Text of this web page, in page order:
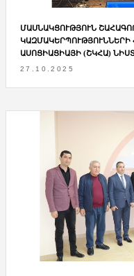
ՄԱՍՆԱԿՑՈՒԹՅՈՒՆ
ԱՍՈՑԻԱՑԻԱՅԻ (ՇԿՀԱ)
27.10.2025